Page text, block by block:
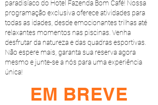
paradisíaco do Hotel Fazenda Bom Café! Nossa
programação exclusiva oferece atividades para
todas as idades, desde emocionantes trilhas até
relaxantes momentos nas piscinas. Venha
desfrutar da natureza e das quadras esportivas.
Não espere mais, garanta sua reserva agora
mesmo e junte-se a nós para uma experiência
única!
EM BREVE